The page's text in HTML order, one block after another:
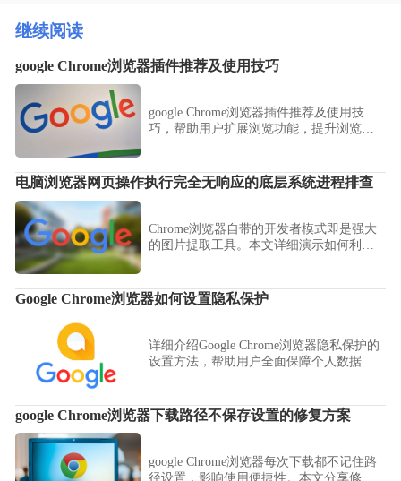
继续阅读
google Chrome浏览器插件推荐及使用技巧
google Chrome浏览器插件推荐及使用技
巧，帮助用户扩展浏览功能，提升浏览器
电脑浏览器网页操作执行完全无响应的底层系统进程排查
Chrome浏览器自带的开发者模式即是强大
的图片提取工具。本文详细演示如何利用
装任何插件，即可安全获取高质量的图片
素材。
Google Chrome浏览器如何设置隐私保护
详细介绍Google Chrome浏览器隐私保护的
设置方法，帮助用户全面保障个人数据安
google Chrome浏览器下载路径不保存设置的修复方案
google Chrome浏览器每次下载都不记住路
径设置，影响使用便捷性。本文分享修复